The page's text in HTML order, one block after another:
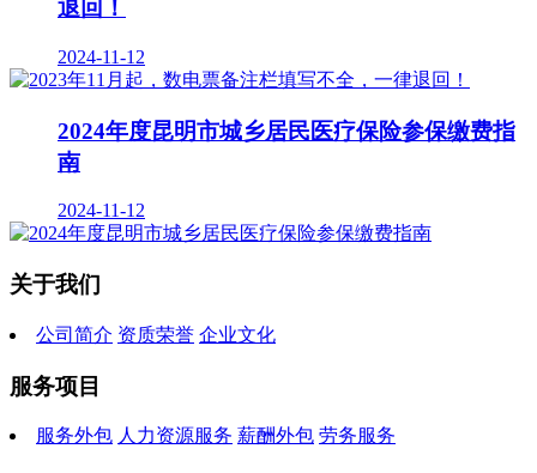
退回！
2024-11-12
2024年度昆明市城乡居民医疗保险参保缴费指
南
2024-11-12
关于我们
公司简介 资质荣誉 企业文化
服务项目
服务外包 人力资源服务 薪酬外包 劳务服务